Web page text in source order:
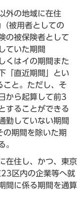
外の地域に在住
被用者としての
の被保険者として
ていた期間
くはイの期間また
「直近期間」とい
こと。ただし、そ
から起算して前3
することができる
勤していない期間
期間を除いた期
。
在住し、かつ、東京
区内の企業等へ就
間に係る期間を通算